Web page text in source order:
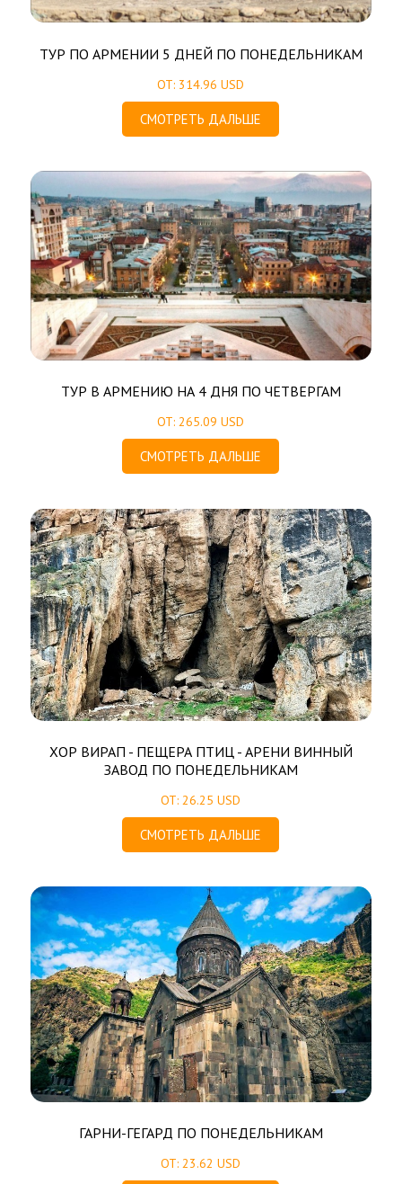
ТУР ПО АРМЕНИИ 5 ДНЕЙ ПО ПОНЕДЕЛЬНИКАМ
ОТ: 314.96 USD
СМОТРЕТЬ ДАЛЬШЕ
ТУР В АРМЕНИЮ НА 4 ДНЯ ПО ЧЕТВЕРГАМ
ОТ: 265.09 USD
СМОТРЕТЬ ДАЛЬШЕ
ХОР ВИРАП - ПЕЩЕРА ПТИЦ - АРЕНИ ВИННЫЙ
ЗАВОД ПО ПОНЕДЕЛЬНИКАМ
ОТ: 26.25 USD
СМОТРЕТЬ ДАЛЬШЕ
ГАРНИ-ГЕГАРД ПО ПОНЕДЕЛЬНИКАМ
ОТ: 23.62 USD